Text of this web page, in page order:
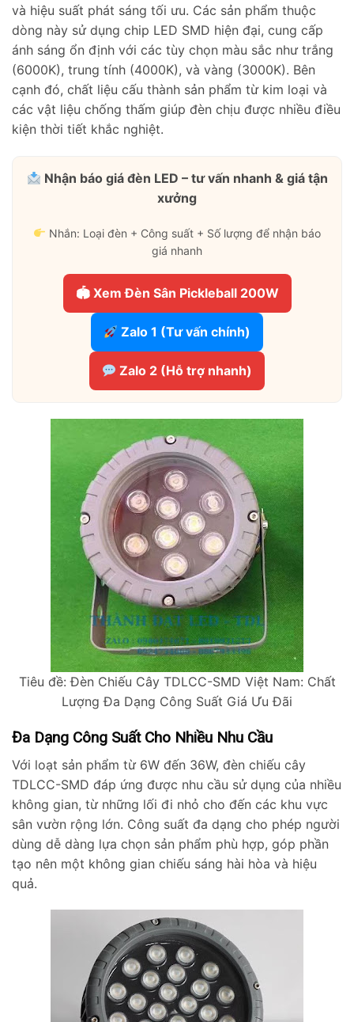
và hiệu suất phát sáng tối ưu. Các sản phẩm thuộc
dòng này sử dụng chip LED SMD hiện đại, cung cấp
ánh sáng ổn định với các tùy chọn màu sắc như trắng
(6000K), trung tính (4000K), và vàng (3000K). Bên
cạnh đó, chất liệu cấu thành sản phẩm từ kim loại và
các vật liệu chống thấm giúp đèn chịu được nhiều điều
kiện thời tiết khắc nghiệt.
Nhận báo giá đèn LED – tư vấn nhanh & giá tận
xưởng
Nhắn: Loại đèn + Công suất + Số lượng để nhận báo
giá nhanh
🏟 Xem Đèn Sân Pickleball 200W
Zalo 1 (Tư vấn chính)
Zalo 2 (Hỗ trợ nhanh)
Tiêu đề: Đèn Chiếu Cây TDLCC-SMD Việt Nam: Chất
Lượng Đa Dạng Công Suất Giá Ưu Đãi
Đa Dạng Công Suất Cho Nhiều Nhu Cầu
Với loạt sản phẩm từ 6W đến 36W, đèn chiếu cây
TDLCC-SMD đáp ứng được nhu cầu sử dụng của nhiều
không gian, từ những lối đi nhỏ cho đến các khu vực
sân vườn rộng lớn. Công suất đa dạng cho phép người
dùng dễ dàng lựa chọn sản phẩm phù hợp, góp phần
tạo nên một không gian chiếu sáng hài hòa và hiệu
quả.